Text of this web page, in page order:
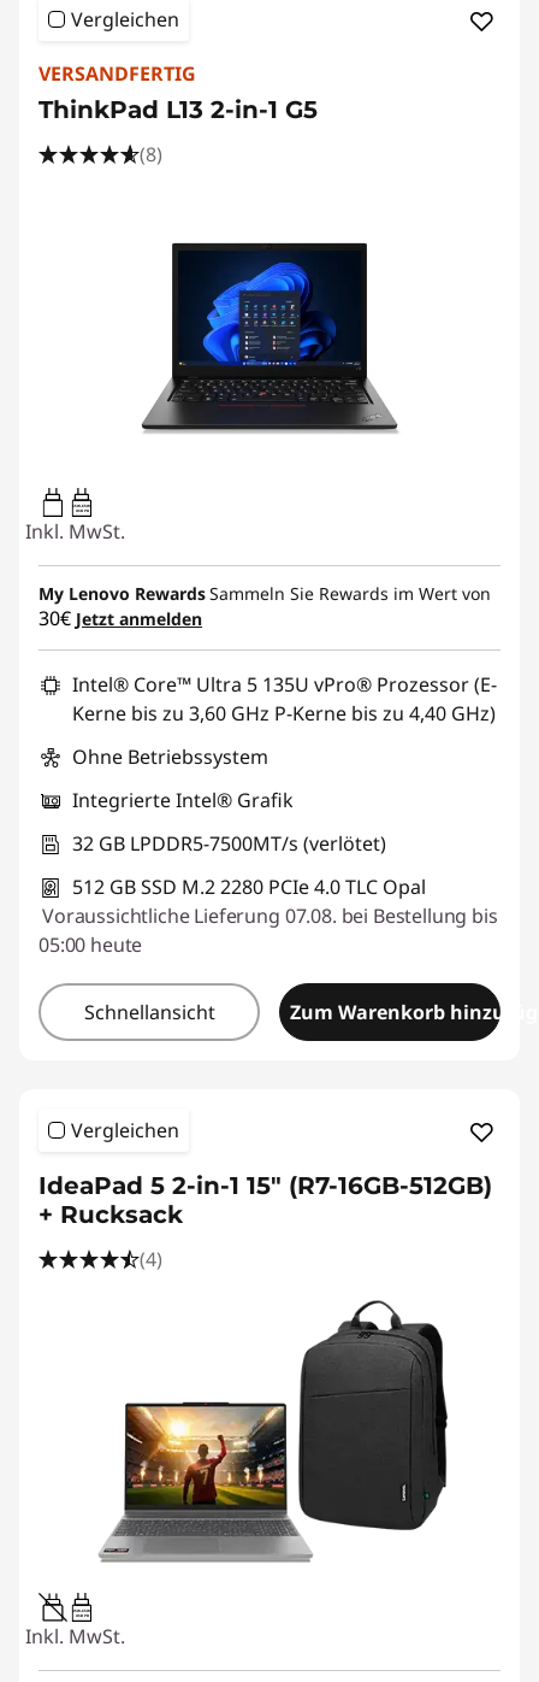
Vergleichen
VERSANDFERTIG
ThinkPad L13 2-in-1 G5
(8)
65W-65W
USB PD
Inkl. MwSt.
My Lenovo RewardsSammeln Sie Rewards im Wert von
30€ Jetzt anmelden
Intel® Core™ Ultra 5 135U vPro® Prozessor (E-
Kerne bis zu 3,60 GHz P-Kerne bis zu 4,40 GHz)
Ohne Betriebssystem
Integrierte Intel® Grafik
32 GB LPDDR5-7500MT/s (verlötet)
512 GB SSD M.2 2280 PCIe 4.0 TLC Opal
Voraussichtliche Lieferung 07.08. bei Bestellung bis
05:00 heute
Schnellansicht Zum Warenkorb
Vergleichen
IdeaPad 5 2-in-1 15" (R7-16GB-512GB)
+ Rucksack
(4)
45W-65W
USB PD
Inkl. MwSt.